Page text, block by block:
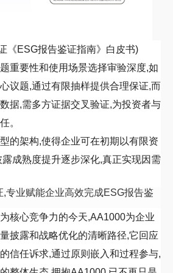
《ESG报告鉴证指南》白皮书)
重要性和使用场景选择审验深度,如
议题,通过有限抽样提供合理保证,而
据,需多方证据交叉验证,为投资者与
。
的架构,使得企业可在初期以有限资
成熟度提升逐步深化,真正实现因需
,专业赋能企业高效完成ESG报告鉴
核心竞争力的今天,AA1000为企业
披露和战略优化的清晰路径,它回应
信任诉求,通过原则嵌入和过程参与,